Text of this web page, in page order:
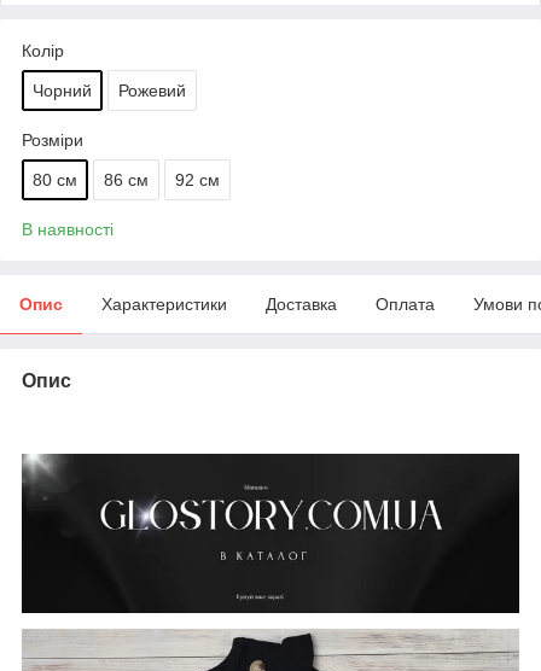
Колір
Чорний Рожевий
Розміри
80 см 86 см 92 см
В наявності
Опис Характеристики Доставка Оплата Умови
Опис